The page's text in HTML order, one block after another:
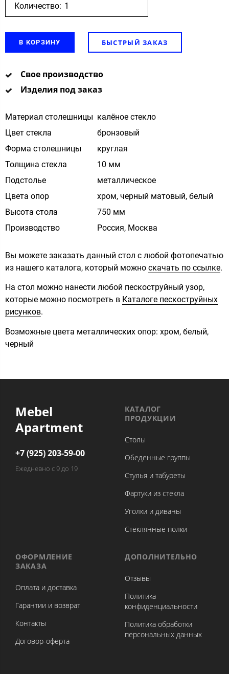
Количество:
В КОРЗИНУ БЫСТРЫЙ ЗАКАЗ
Свое производство
Изделия под заказ
Материал столешницы калёное стекло
Цвет стекла
бронзовый
Форма столешницы
круглая
Толщина стекла
10 мм
Подстолье
металлическое
Цвета опор
хром, черный матовый, белый
Высота стола
750 мм
Производство
Россия, Москва
Вы можете заказать данный стол с любой фотопечатью
из нашего каталога, который можно скачать по ссылке.
На стол можно нанести любой пескоструйный узор,
которые можно посмотреть в Каталоге пескоструйных
рисунков.
Возможные цвета металлических опор: хром, белый,
черный
Mebel
Apartment
+7 (925) 203-59-00
Ежедневно с 9 до 19
КАТАЛОГ
ПРОДУКЦИИ
Столы
Обеденные группы
Стулья и табуреты
Фартуки из стекла
Уголки и диваны
Стеклянные полки
ОФОРМЛЕНИЕ
ЗАКАЗА
Оплата и доставка
Гарантии и возврат
Контакты
Договор-оферта
ДОПОЛНИТЕЛЬНО
Отзывы
Политика
конфиденциальности
Политика обработки
персональных данных